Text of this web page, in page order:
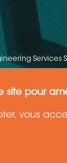
site pour
vous
Services